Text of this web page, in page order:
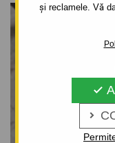
și reclamele. Vă

